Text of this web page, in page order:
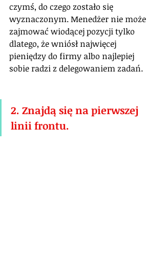
czymś, do czego zostało się
wyznaczonym. Menedżer nie może
zajmować wiodącej pozycji tylko
dlatego, że wniósł najwięcej
pieniędzy do firmy albo najlepiej
sobie radzi z delegowaniem zadań.
2. Znajdą się na pierwszej
linii frontu.